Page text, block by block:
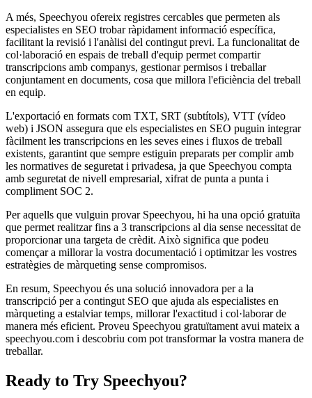
A més, Speechyou ofereix registres cercables que permeten als
especialistes en SEO trobar ràpidament informació específica,
facilitant la revisió i l'anàlisi del contingut previ. La funcionalitat de
col·laboració en espais de treball d'equip permet compartir
transcripcions amb companys, gestionar permisos i treballar
conjuntament en documents, cosa que millora l'eficiència del treball
en equip.
L'exportació en formats com TXT, SRT (subtítols), VTT (vídeo
web) i JSON assegura que els especialistes en SEO puguin integrar
fàcilment les transcripcions en les seves eines i fluxos de treball
existents, garantint que sempre estiguin preparats per complir amb
les normatives de seguretat i privadesa, ja que Speechyou compta
amb seguretat de nivell empresarial, xifrat de punta a punta i
compliment SOC 2.
Per aquells que vulguin provar Speechyou, hi ha una opció gratuïta
que permet realitzar fins a 3 transcripcions al dia sense necessitat de
proporcionar una targeta de crèdit. Això significa que podeu
començar a millorar la vostra documentació i optimitzar les vostres
estratègies de màrqueting sense compromisos.
En resum, Speechyou és una solució innovadora per a la
transcripció per a contingut SEO que ajuda als especialistes en
màrqueting a estalviar temps, millorar l'exactitud i col·laborar de
manera més eficient. Proveu Speechyou gratuïtament avui mateix a
speechyou.com i descobriu com pot transformar la vostra manera de
treballar.
Ready to Try Speechyou?